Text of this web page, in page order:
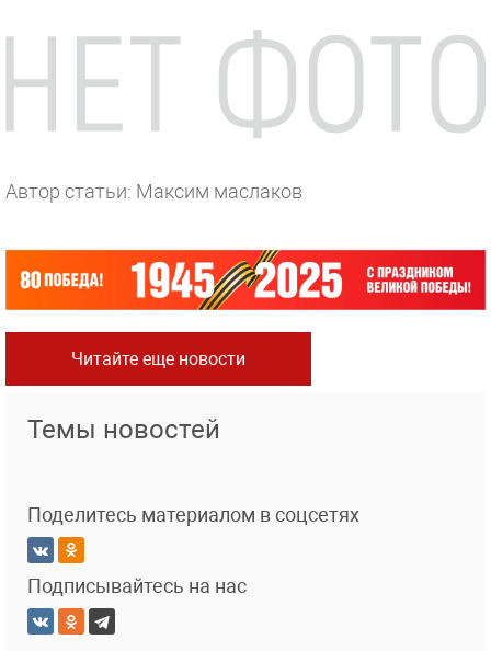
Автор статьи: Максим маслаков
Читайте еще новости
Темы новостей
Поделитесь материалом в соцсетях
Подписывайтесь на нас